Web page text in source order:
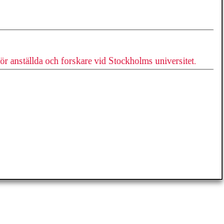
anställda och forskare vid Stockholms universitet.